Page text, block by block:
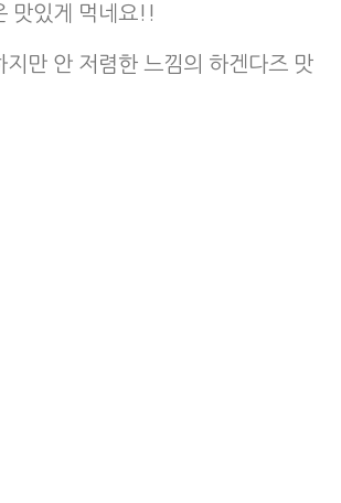
맛있게 먹네요!!
지만 안 저렴한 느낌의 하겐다즈 맛